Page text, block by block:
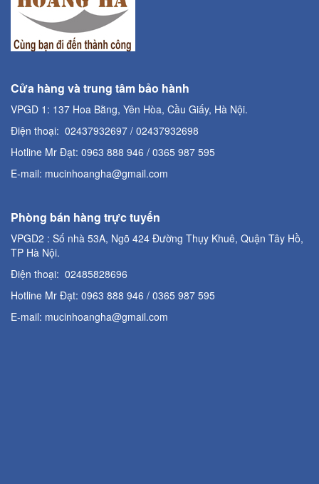
Cửa hàng và trung tâm bảo hành
VPGD 1: 137 Hoa Bằng, Yên Hòa, Cầu Giấy, Hà Nội.
Điện thoại: 02437932697 / 02437932698
Hotline Mr Đạt: 0963 888 946 / 0365 987 595
E-mail: mucinhoangha@gmail.com
Phòng bán hàng trực tuyến
VPGD2 : Số nhà 53A, Ngõ 424 Đường Thụy Khuê, Quận Tây Hồ,
TP Hà Nội.
Điện thoại: 02485828696
Hotline Mr Đạt: 0963 888 946 / 0365 987 595
E-mail: mucinhoangha@gmail.com